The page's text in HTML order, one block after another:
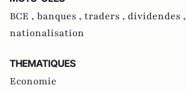
BCE , banques , traders , dividendes ,
nationalisation
THEMATIQUES
Economie